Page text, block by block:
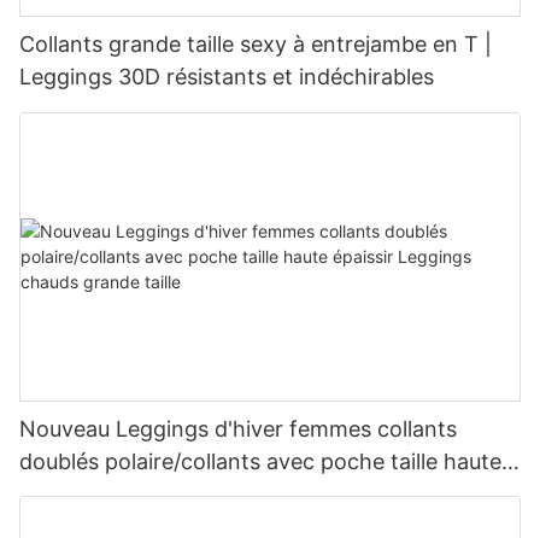
Collants grande taille sexy à entrejambe en T |
Leggings 30D résistants et indéchirables
Nouveau Leggings d'hiver femmes collants
doublés polaire/collants avec poche taille haute
épaissir Leggings chauds grande taille